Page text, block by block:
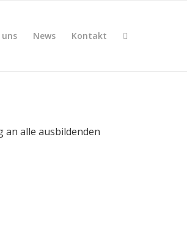
uns News Kontakt
an alle ausbildenden